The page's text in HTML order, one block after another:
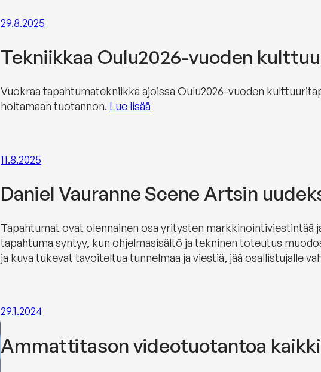
29.8.2025
Tekniikkaa Oulu2026-vuoden
Vuokraa tapahtumatekniikka ajoissa Oulu2026-vuoden
hoitamaan tuotannon. Lue lisää
11.8.2025
Daniel Vauranne Scene Artsin
Tapahtumat ovat olennainen osa yritysten markkinointiviestintää
tapahtuma syntyy, kun ohjelmasisältö ja tekninen toteutus
ja kuva tukevat tavoiteltua tunnelmaa ja viestiä, jää osallistujalle
29.1.2024
Ammattitason videotuotantoa